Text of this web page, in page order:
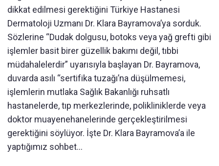
dikkat edilmesi gerektiğini Türkiye Hastanesi
Dermatoloji Uzmanı Dr. Klara Bayramova’ya sorduk.
Sözlerine “Dudak dolgusu, botoks veya yağ grefti gibi
işlemler basit birer güzellik bakımı değil, tıbbi
müdahalelerdir” uyarısıyla başlayan Dr. Bayramova,
duvarda asılı “sertifika tuzağı’na düşülmemesi,
işlemlerin mutlaka Sağlık Bakanlığı ruhsatlı
hastanelerde, tıp merkezlerinde, polikliniklerde veya
doktor muayenehanelerinde gerçekleştirilmesi
gerektiğini söylüyor. İşte Dr. Klara Bayramova’a ile
yaptığımız sohbet...